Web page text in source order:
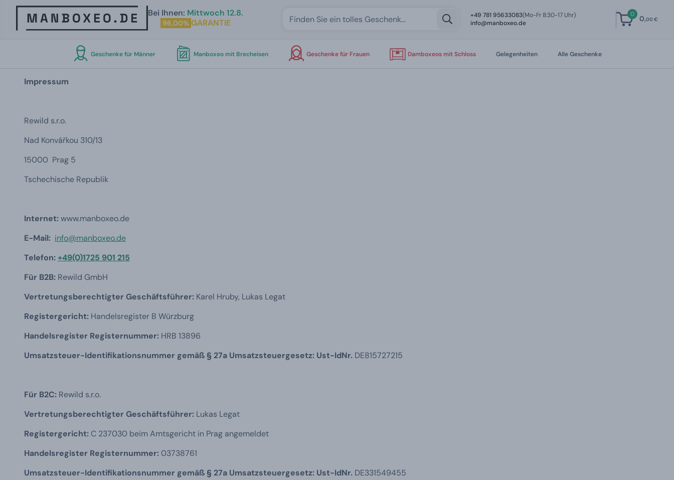
Bei Ihnen: Mittwoch 12.8.
96,00% GARANTIE
+49 781 95633083(Mo-Fr 8:30-17 Uhr)
info@manboxeo.de
0 0,00 €
Geschenke für Männer Manboxeo mit Brecheisen Geschenke für Frauen Damboxeos mit Schloss Gelegenheiten Alle Geschenke
Impressum
Rewild s.r.o.
Nad Konvářkou 310/13
15000 Prag 5
Tschechische Republik
Internet:www.manboxeo.de
E-Mail: info@manboxeo.de
Telefon:+49(0)1725 901 215
Für B2B: Rewild GmbH
Vertretungsberechtigter Geschäftsführer: Karel Hruby, Lukas Legat
Registergericht: Handelsregister B Würzburg
Handelsregister Registernummer: HRB 13896
Umsatzsteuer-Identifikationsnummer gemäß § 27a Umsatzsteuergesetz: Ust-IdNr. DE815727215
Für B2C: Rewild s.r.o.
Vertretungsberechtigter Geschäftsführer: Lukas Legat
Registergericht: C 237030 beim Amtsgericht in Prag angemeldet
Handelsregister Registernummer: 03738761
Umsatzsteuer-Identifikationsnummer gemäß § 27a Umsatzsteuergesetz: Ust-IdNr. DE331549455